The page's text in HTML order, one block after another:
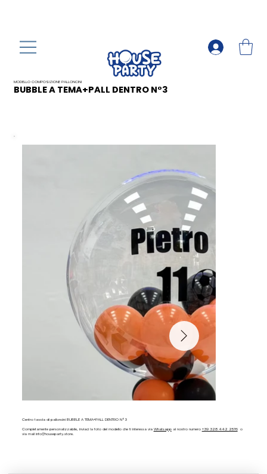
MODELLO COMPOSIZIONE PALLONCINI
BUBBLE A TEMA+PALL DENTRO N°3
Centro tavola di palloncini BUBBLE A TEMA+PALL DENTRO N°3
Completamente personalizzabile, inviaci la foto del modello che ti interessa via Whatsappal nostro numero +39 328 442 2576o
via mail info@houseparty.store.